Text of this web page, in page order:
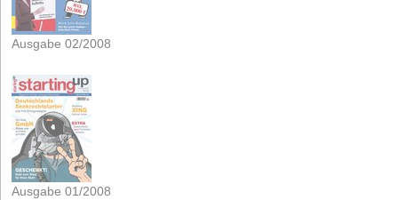
Ausgabe 02/2008
Ausgabe 01/2008